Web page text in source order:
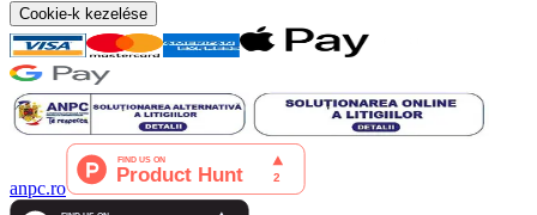
Cookie-k kezelése
anpc.ro